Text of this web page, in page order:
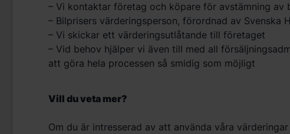
– Vi kontaktar företag och köpare för avstämning av
– Bilprisers värderingsperson, förordnad av Svenska
– Vi skickar ett värderingsutlåtande till företaget
– Vid behov hjälper vi även till med all
att göra hela processen så smidig som möjligt
Vill du veta mer?
Om du är intresserad av att använda våra